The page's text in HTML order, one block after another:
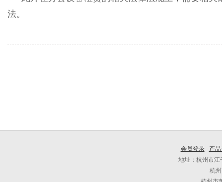
法。
会员登录
产
地址：杭州市江
杭